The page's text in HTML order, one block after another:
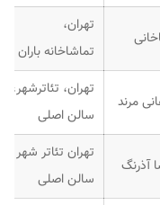
تهران،
تماشاخانه باران
مرند
تهران، تئاترشهر،
سالن اصلی
آذرنگ
تهران تئاتر شهر
سالن اصلی